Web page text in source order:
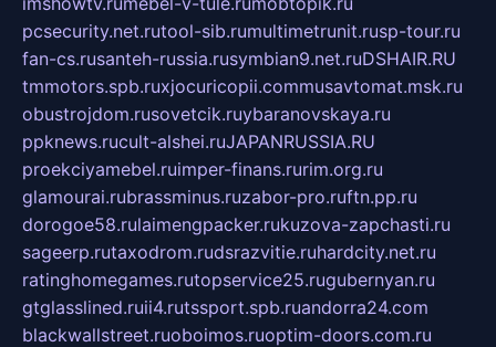
pcsecurity.net.rutool-sib.rumultimetrunit.rusp-tour.ru
fan-cs.rusanteh-russia.rusymbian9.net.ruDSHAIR.RU
tmmotors.spb.ruxjocuricopii.commusavtomat.msk.ru
obustrojdom.rusovetcik.ruybaranovskaya.ru
ppknews.rucult-alshei.ruJAPANRUSSIA.RU
proekciyamebel.ruimper-finans.rurim.org.ru
glamourai.rubrassminus.ruzabor-pro.ruftn.pp.ru
dorogoe58.rulaimengpacker.rukuzova-zapchasti.ru
sageerp.rutaxodrom.rudsrazvitie.ruhardcity.net.ru
ratinghomegames.rutopservice25.rugubernyan.ru
gtglasslined.ruii4.rutssport.spb.ruandorra24.com
blackwallstreet.ruoboimos.ruoptim-doors.com.ru